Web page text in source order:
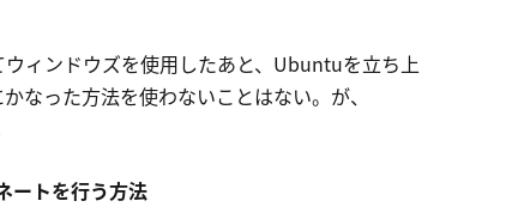
ィンドウズを使用したあと、Ubuntuを立ち上
なった方法を使わないことはない。が、
ートを行う方法